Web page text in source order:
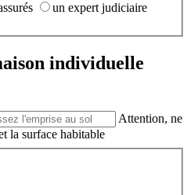
un expert judiciaire
individuelle
Attention, ne
la surface habitable